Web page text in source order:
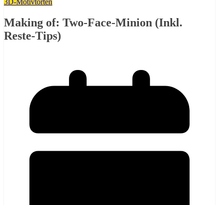
Making of: Two-Face-Minion (Inkl.
Reste-Tips)